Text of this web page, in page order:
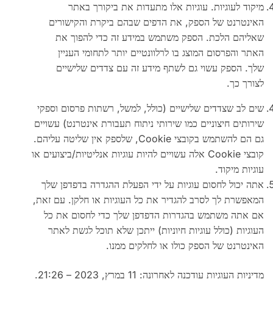
מיקוד לעוגיות. עוגיות אלו מתעדות את ביקורך באתר
האינטרנט של הספק, את הדפים שבהם ביקרת והקישורים
שאליהם הלכת. הספק משתמש במידע זה כדי להפוך את
האתר והפרסום המוצג בו לרלוונטיים יותר לתחומי העניין
שלך. הספק עשוי גם לשתף מידע זה עם צדדים שלישיים
לצורך כך.
שים לב שצדדים שלישיים (כולל, למשל, רשתות פרסום וספקי
שירותים חיצוניים כמו שירותי ניתוח תעבורת אינטרנט) עשויים
גם הם להשתמש בקובצי Cookie, שלספק אין שליטה עליהם.
קובצי Cookie אלה עשויים להיות עוגיות אנליטיות/ביצועים או
עוגיות מיקוד.
אתה יכול לחסום עוגיות על ידי הפעלת ההגדרה בדפדפן שלך
המאפשרת לך לסרב להגדיר את כל העוגיות או חלקן. עם זאת,
אם אתה משתמש בהגדרות הדפדפן שלך כדי לחסום את כל
העוגיות (כולל עוגיות חיוניות) ייתכן שלא תוכל לגשת לאתר
האינטרנט של הספק כולו או לחלקים ממנו.
מדיניות העוגיות עודכנה לאחרונה: 11 במרץ, 2023 – 21:26.